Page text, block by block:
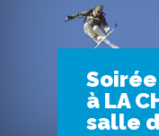
Soirée
à LA
salle